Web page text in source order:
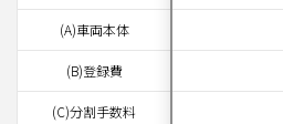
(A)車両本体
(B)登録費
(C)分割手数料